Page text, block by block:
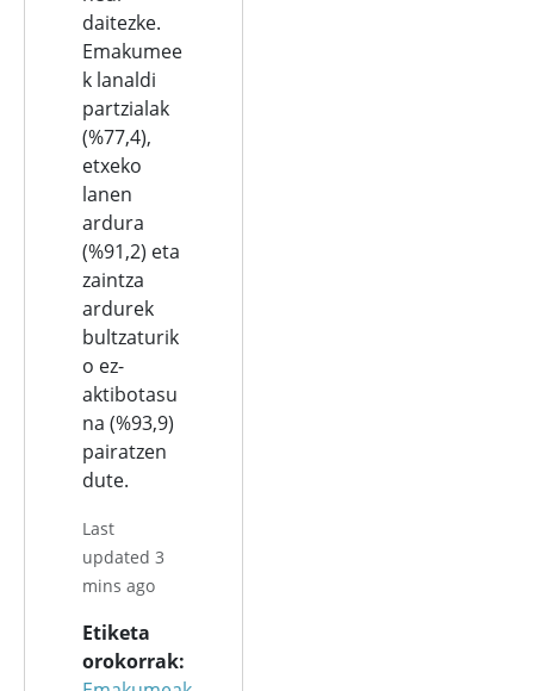
daitezke.
Emakumee
k lanaldi
partzialak
(%77,4),
etxeko
lanen
ardura
(%91,2) eta
zaintza
ardurek
bultzaturik
o ez-
aktibotasu
na (%93,9)
pairatzen
dute.
Last
updated 3
mins ago
Etiketa
orokorrak